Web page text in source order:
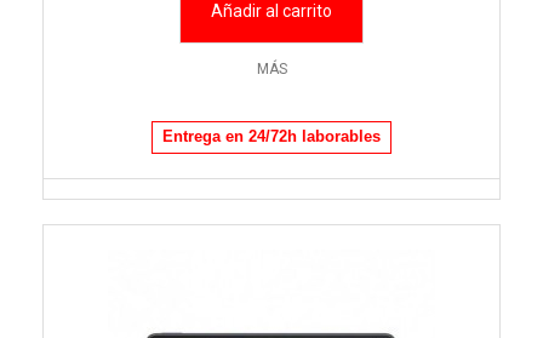
Añadir al carrito
MÁS
Entrega en 24/72h laborables